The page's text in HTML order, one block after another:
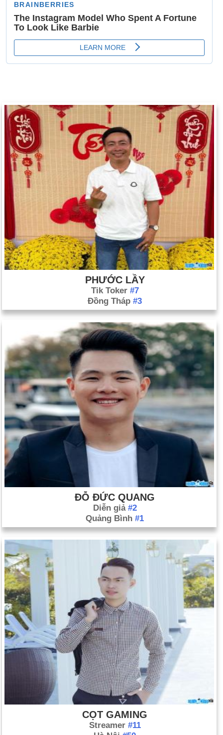
PHƯỚC LẦY
Tik Toker #7
Đồng Tháp #3
ĐỖ ĐỨC QUANG
Diễn giả #2
Quảng Bình #1
CỌT GAMING
Streamer #11